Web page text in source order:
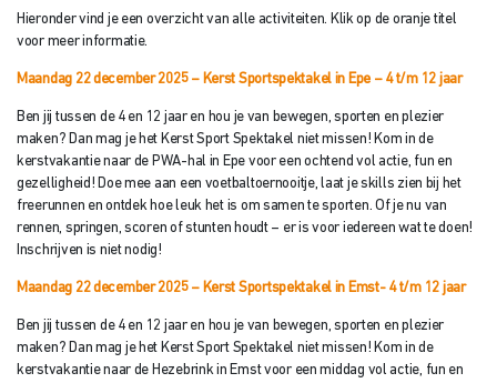
Hieronder vind je een overzicht van alle activiteiten. Klik op de oranje titel
voor meer informatie.
Maandag 22 december 2025 – Kerst Sportspektakel in Epe – 4 t/m 12 jaar
Ben jij tussen de 4 en 12 jaar en hou je van bewegen, sporten en plezier
maken? Dan mag je het Kerst Sport Spektakel niet missen! Kom in de
kerstvakantie naar de PWA-hal in Epe voor een ochtend vol actie, fun en
gezelligheid! Doe mee aan een voetbaltoernooitje, laat je skills zien bij het
freerunnen en ontdek hoe leuk het is om samen te sporten. Of je nu van
rennen, springen, scoren of stunten houdt – er is voor iedereen wat te doen!
Inschrijven is niet nodig!
Maandag 22 december 2025 – Kerst Sportspektakel in Emst- 4 t/m 12 jaar
Ben jij tussen de 4 en 12 jaar en hou je van bewegen, sporten en plezier
maken? Dan mag je het Kerst Sport Spektakel niet missen! Kom in de
kerstvakantie naar de Hezebrink in Emst voor een middag vol actie, fun en